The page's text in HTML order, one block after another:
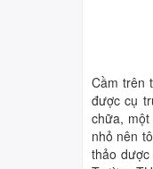
Cầm trên
được cụ
chữa,
nhỏ nên
thảo